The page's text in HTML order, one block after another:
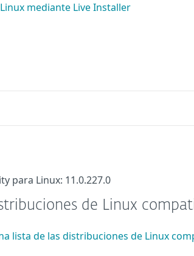
mediante Live Installer
para Linux: 11.0.227.0
de Linux
lista de las distribuciones de Linux